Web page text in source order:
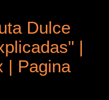
Dulce
|
| Pagina